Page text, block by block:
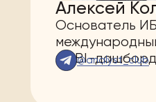
Алексей
Основатель
по BI-@analyst_club